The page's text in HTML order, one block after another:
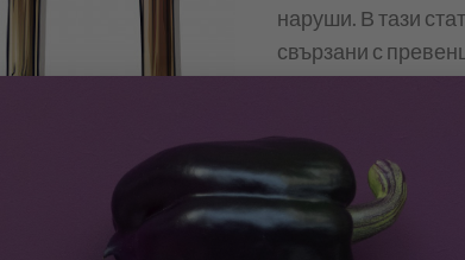
наруши. В тази
свързани с
CONTINUE READING